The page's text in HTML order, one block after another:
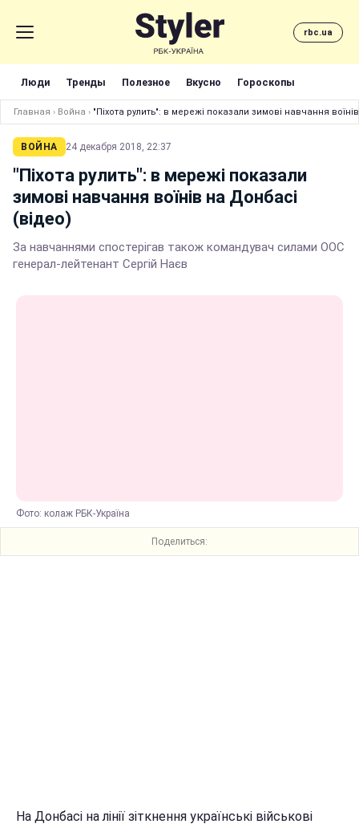
rbc.ua
Люди Тренды Полезное Вкусно Гороскопы
Главная › Война › "Піхота рулить": в мережі показали зимові навчання
ВОЙНА 24 декабря 2018, 22:37
"Піхота рулить": в мережі показали
зимові навчання воїнів на Донбасі
(відео)
За навчаннями спостерігав також командувач силами ООС
генерал-лейтенант Сергій Наєв
Фото: колаж РБК-Україна
Поделиться:
На Донбасі на лінії зіткнення українські військові